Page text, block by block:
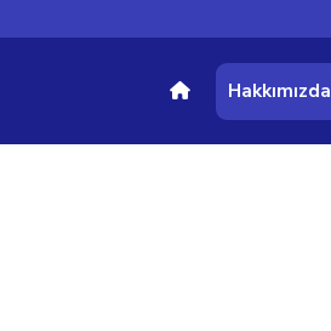
Hakkımızda